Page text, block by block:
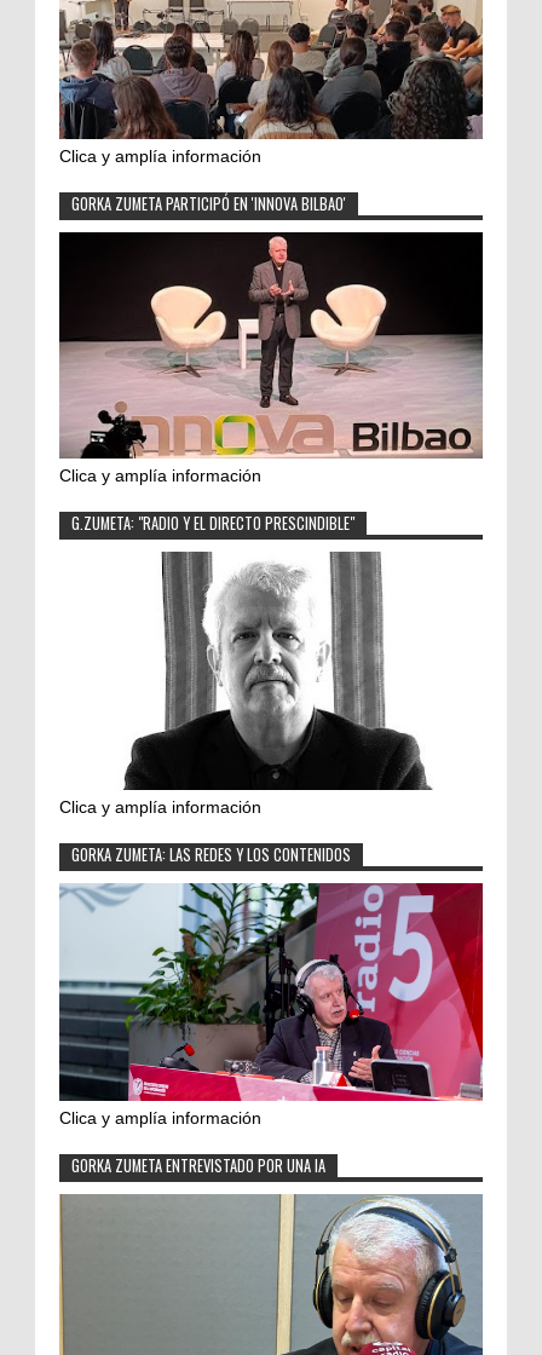
Clica y amplía información
GORKA ZUMETA PARTICIPÓ EN 'INNOVA BILBAO'
Clica y amplía información
G.ZUMETA: "RADIO Y EL DIRECTO PRESCINDIBLE"
Clica y amplía información
GORKA ZUMETA: LAS REDES Y LOS CONTENIDOS
Clica y amplía información
GORKA ZUMETA ENTREVISTADO POR UNA IA